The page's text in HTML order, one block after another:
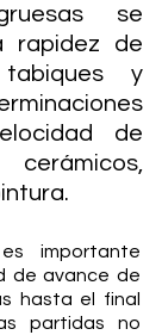
se
rapidez de
y
de
importante
de avance de
hasta el final
partidas no